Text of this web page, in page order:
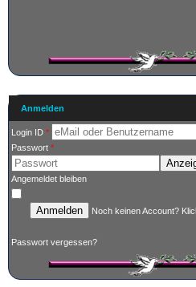
Anmelden
Login ID *
Passwort *
Angemeldet bleiben
Anmelden Noch keinen Account?
Passwort vergessen?